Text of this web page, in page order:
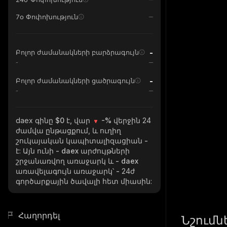
7օ Փոփոխություն
Բոլոր ժամանակների բարձրագույն -
-
Բոլոր ժամանակների ցածրագույն -
-
daex գինը $0 է, վար -% վերջին 24
ժամվա ընթացքում, և ուղիղ
շուկայական կապիտալիզացիան -
է: Այն ունի - daex արժույթների
շրջանառվող առաջարկ և - daex
առավելագույն առաջարկ՝ - 24ժ
գործարքային ծավալի հետ միասին:
Հաղորդել